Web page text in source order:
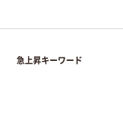
急上昇キーワード